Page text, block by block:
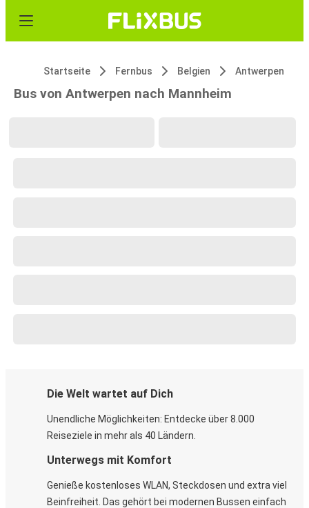
Startseite Fernbus Belgien Antwerpen
Bus von Antwerpen nach Mannheim
Die Welt wartet auf Dich
Unendliche Möglichkeiten: Entdecke über 8.000
Reiseziele in mehr als 40 Ländern.
Unterwegs mit Komfort
Genieße kostenloses WLAN, Steckdosen und extra viel
Beinfreiheit. Das gehört bei modernen Bussen einfach